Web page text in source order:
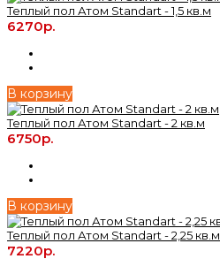
Теплый пол Атом Standart - 1,5 кв.м
6270р.
В корзину
Теплый пол Атом Standart - 2 кв.м
6750р.
В корзину
Теплый пол Атом Standart - 2,25 кв.м
7220р.